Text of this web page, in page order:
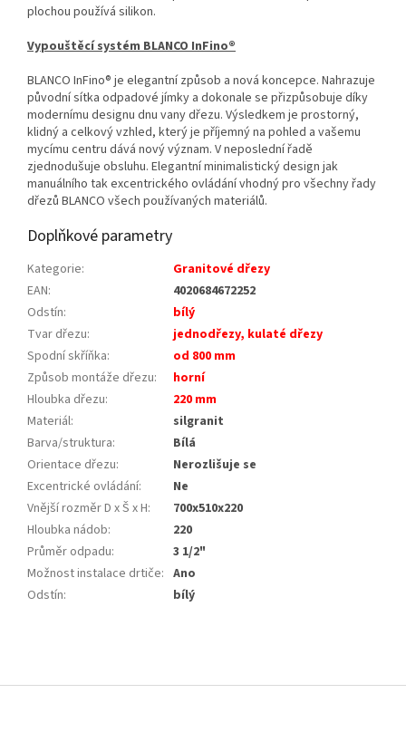
plochou používá silikon.
Vypouštěcí systém BLANCO InFino®
BLANCO InFino® je elegantní způsob a nová koncepce. Nahrazuje
původní sítka odpadové jímky a dokonale se přizpůsobuje díky
modernímu designu dnu vany dřezu. Výsledkem je prostorný,
klidný a celkový vzhled, který je příjemný na pohled a vašemu
mycímu centru dává nový význam. V neposlední řadě
zjednodušuje obsluhu. Elegantní minimalistický design jak
manuálního tak excentrického ovládání vhodný pro všechny řady
dřezů BLANCO všech používaných materiálů.
Doplňkové parametry
Kategorie:
Granitové dřezy
EAN:
4020684672252
Odstín:
bílý
Tvar dřezu:
jednodřezy, kulaté dřezy
Spodní skříňka:
od 800 mm
Způsob montáže dřezu:
horní
Hloubka dřezu:
220 mm
Materiál:
silgranit
Barva/struktura:
Bílá
Orientace dřezu:
Nerozlišuje se
Excentrické ovládání:
Ne
Vnější rozměr D x Š x H:
700x510x220
Hloubka nádob:
220
Průměr odpadu:
3 1/2"
Možnost instalace drtiče: Ano
Odstín: bílý
á